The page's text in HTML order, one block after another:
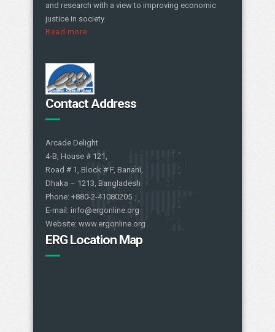
and research with a view to improving economic
justice in society.
Read more
Contact Address
Arcade Delight
4-B, House # 121,
Road # 1, Block # F, Banani,
Dhaka – 1213, Bangladesh
Phone: +880-2-41080205
E-mail: info@ergonline.org
Website: www.ergonline.org
ERG Location Map